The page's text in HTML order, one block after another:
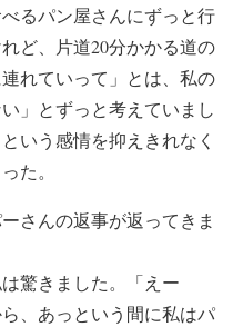
るパン屋さんにずっと行
ど、片道20分かかる道の
れていって」とは、私の
」とずっと考えていまし
いう感情を抑えきれなく
た。
さんの返事が返ってきま
驚きました。「えー
、あっという間に私はパ